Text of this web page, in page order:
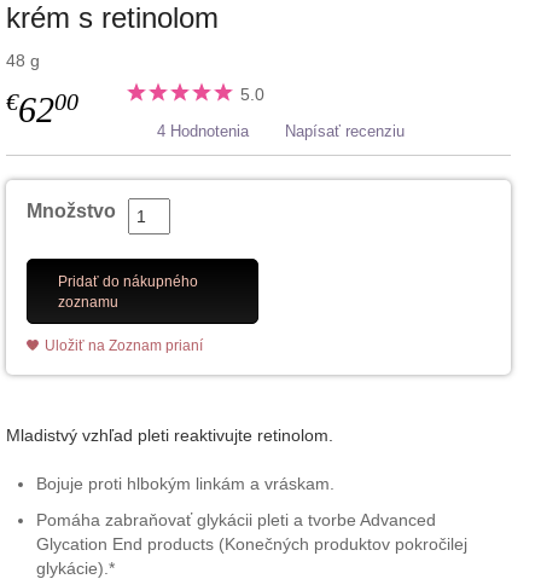
krém s retinolom
48 g
€6200 5.0
4 Hodnotenia Napísať recenziu
Množstvo
Pridať do nákupného
zoznamu
Uložiť na Zoznam prianí
Mladistvý vzhľad pleti reaktivujte retinolom.
Bojuje proti hlbokým linkám a vráskam.
Pomáha zabraňovať glykácii pleti a tvorbe Advanced
Glycation End products (Konečných produktov pokročilej
glykácie).*